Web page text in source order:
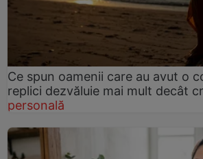
Ce spun oamenii care au avut o
replici dezvăluie mai mult decât
personală